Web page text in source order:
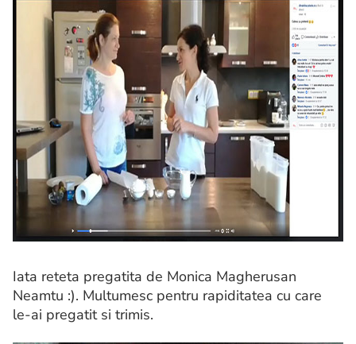
Iata reteta pregatita de Monica Magherusan
Neamtu :). Multumesc pentru rapiditatea cu care
le-ai pregatit si trimis.